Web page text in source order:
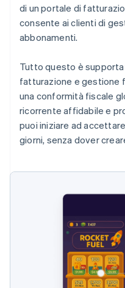
di un portale di
consente ai clienti di
abbonamenti.
Tutto questo è
fatturazione e gestione
una conformità fiscale
ricorrente affidabile e
puoi iniziare ad
giorni, senza dover